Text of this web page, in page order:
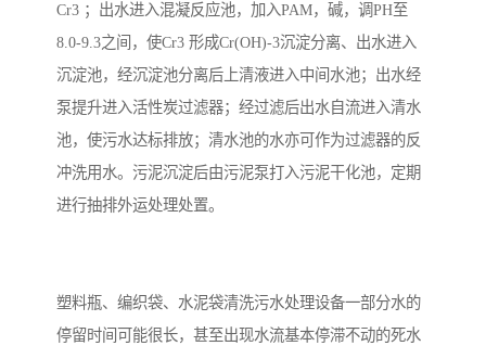
Cr3 ；出水进入混凝反应池，加入PAM，碱，调PH至
8.0-9.3之间，使Cr3 形成Cr(OH)-3沉淀分离、出水进入
沉淀池，经沉淀池分离后上清液进入中间水池；出水经
泵提升进入活性炭过滤器；经过滤后出水自流进入清水
池，使污水达标排放；清水池的水亦可作为过滤器的反
冲洗用水。污泥沉淀后由污泥泵打入污泥干化池，定期
进行抽排外运处理处置。
塑料瓶、编织袋、水泥袋清洗污水处理设备一部分水的
停留时间可能很长，甚至出现水流基本停滞不动的死水